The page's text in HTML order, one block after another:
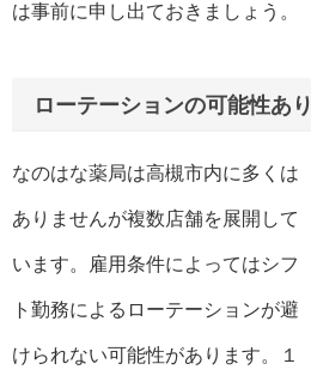
は事前に申し出ておきましょう。
ローテーションの可能性あり
なのはな薬局は高槻市内に多くは
ありませんが複数店舗を展開して
います。雇用条件によってはシフ
ト勤務によるローテーションが避
けられない可能性があります。１